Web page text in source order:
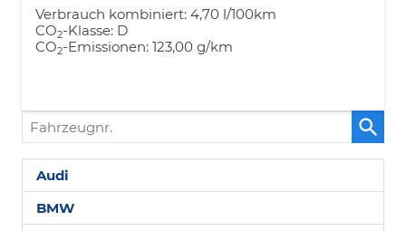
Verbrauch kombiniert: 4,70 l/100km
CO2-Klasse: D
CO2-Emissionen: 123,00 g/km
Fahrzeugnr.
Audi
BMW